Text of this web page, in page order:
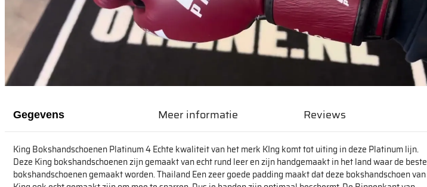
Gegevens
King Bokshandschoenen Platinum 4 Echte kwaliteit van het merk KIng komt tot uiting in deze Platinum lijn.
Deze King bokshandschoenen zijn gemaakt van echt rund leer en zijn handgemaakt in het land waar de beste
bokshandschoenen gemaakt worden. Thailand Een zeer goede padding maakt dat deze bokshandschoen van
Meer informatie Reviews